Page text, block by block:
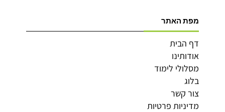
מפת האתר
דף הבית
אודותינו
מסלולי לימוד
בלוג
צור קשר
מדיניות פרטיות